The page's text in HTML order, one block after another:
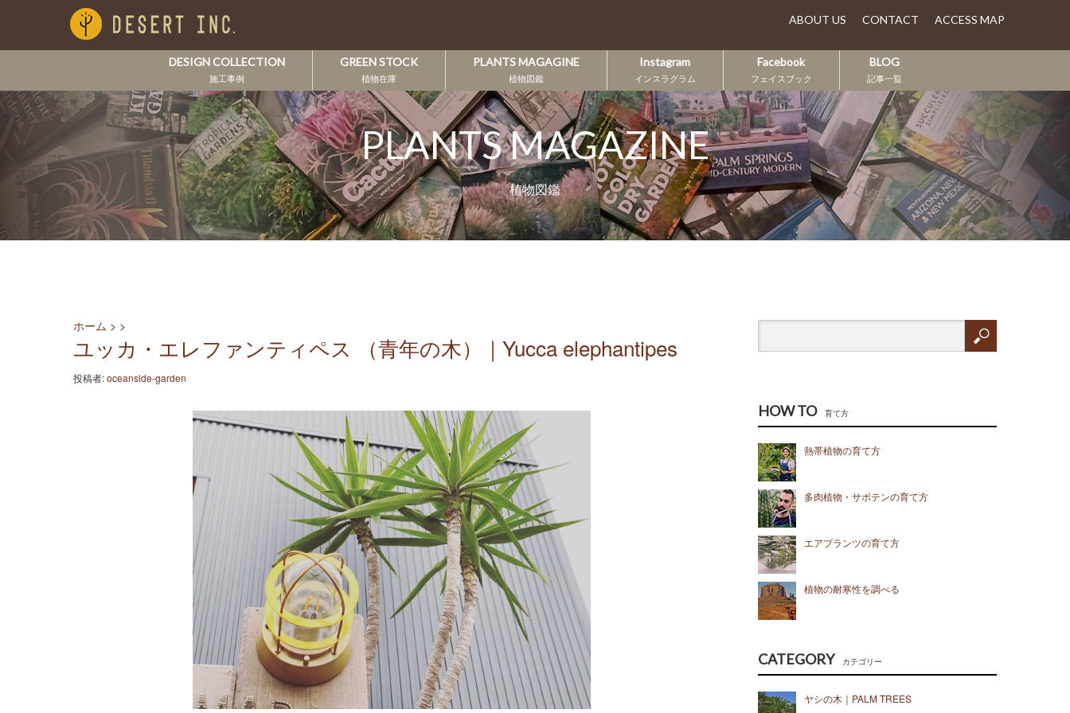
ABOUT US CONTACT ACCESS MAP
DESIGN COLLECTION
施工事例
GREEN STOCK
植物在庫
PLANTS MAGAGINE
植物図鑑
Instagram
インスラグラム
Facebook
フェイスブック
BLOG
記事一覧
PLANTS MAGAZINE
植物図鑑
ホーム > >
ユッカ・エレファンティペス （青年の木）｜Yucca elephantipes
投稿者:oceanside-garden
HOW TO 育て方
熱帯植物の育て方
多肉植物・サボテンの育て方
エアプランツの育て方
植物の耐寒性を調べる
CATEGORY カテゴリー
ヤシの木｜PALM TREES